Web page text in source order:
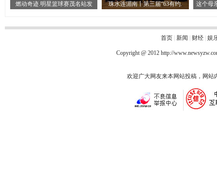
燃动奇迹.明星篮球赛茂名站发 珠水连湄南丨第三届“63有约. 这个母
首页| 新闻 财经| 娱
Copyright @ 2012 http://
欢迎广大网友来本网站投稿，网站